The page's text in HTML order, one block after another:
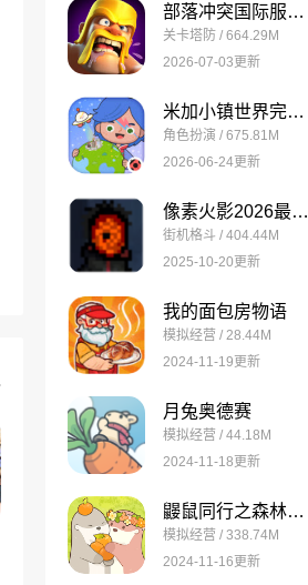
部落冲突国际服最新版
关卡塔防 / 664.29M
2026-07-03更新
米加小镇世界完整版
角色扮演 / 675.81M
2026-06-24更新
像素火影2026最新版
街机格斗 / 404.44M
2025-10-20更新
我的面包房物语
模拟经营 / 28.44M
2024-11-19更新
月兔奥德赛
模拟经营 / 44.18M
2024-11-18更新
鼹鼠同行之森林之家万圣节版
模拟经营 / 338.74M
2024-11-16更新